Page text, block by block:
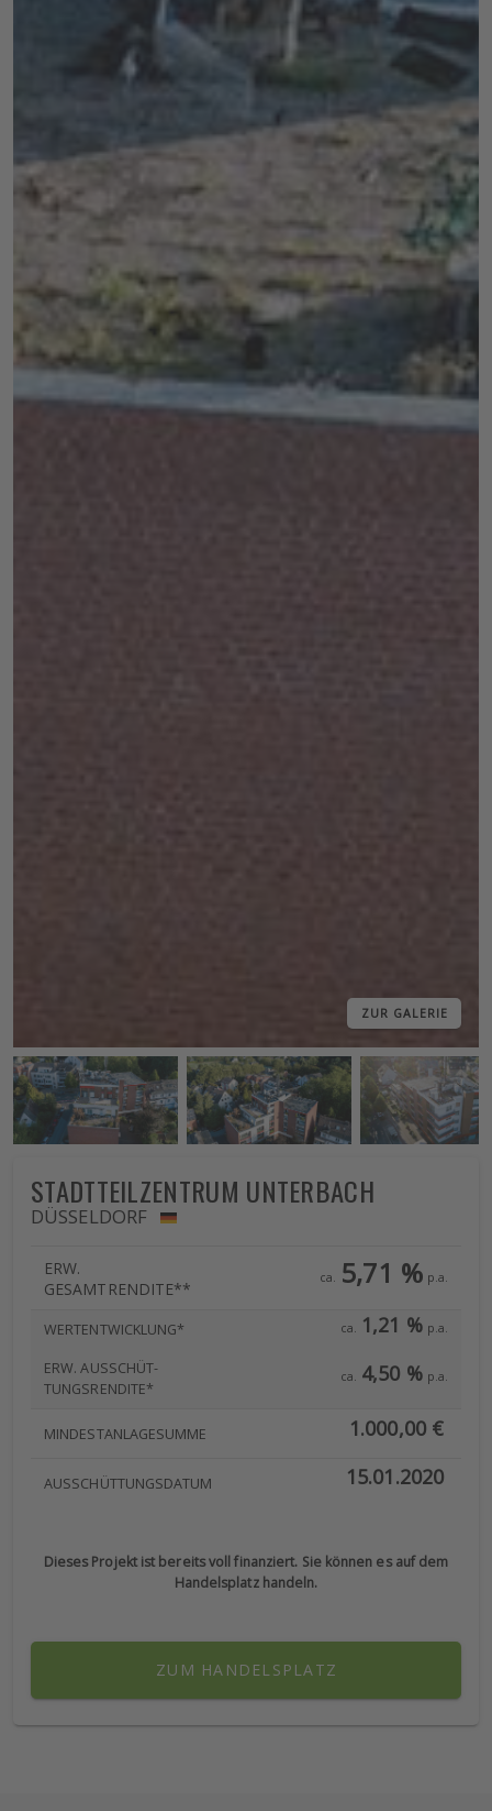
STADTTEILZENTRUM UNTERBACH
DÜSSELDORF
ERW.
GESAMTRENDITE**
ca. 5,71 % p.a.
WERTENTWICKLUNG* ca. 1,21 % p.a.
ERW. AUSSCHÜT-
TUNGSRENDITE*
ca. 4,50 % p.a.
MINDESTANLAGESUMME 1.000,00 €
AUSSCHÜTTUNGSDATUM 15.01.2020
Dieses Projekt ist bereits voll finanziert. Sie können es auf dem
Handelsplatz handeln.
ZUM HANDELSPLATZ
ZUR GALERIE